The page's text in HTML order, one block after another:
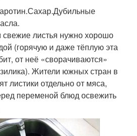
листья нужно хорошо
(горячую и даже тёплую эта
от неё «сворачиваются»
Жители южных стран в
листики отдельно от мяса,
переменой блюд освежить